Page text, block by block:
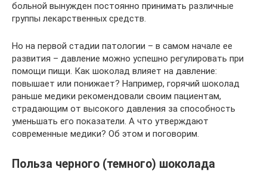
больной вынужден постоянно принимать различные
группы лекарственных средств.
Но на первой стадии патологии – в самом начале ее
развития – давление можно успешно регулировать при
помощи пищи. Как шоколад влияет на давление:
повышает или понижает? Например, горячий шоколад
раньше медики рекомендовали своим пациентам,
страдающим от высокого давления за способность
уменьшать его показатели. А что утверждают
современные медики? Об этом и поговорим.
Польза черного (темного) шоколада